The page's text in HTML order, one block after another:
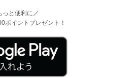
っと便利に／
ポイントプレゼント！